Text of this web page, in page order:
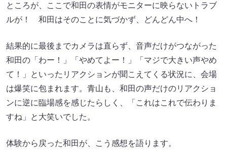
ところが、ここで和田の表情がモニターに映らないトラブ
ルが！ 和田はそのことに気づかず、どんどん中へ！
結果的に最後までカメラは直らず、音声だけがつながった
和田の「わー！」「やめてよー！」「マジで大きい声やめ
て！」といったリアクションが聞こえてくる状況に、会場
は爆笑に包まれます。青山も、和田の声だけのリアクショ
ンに逆に臨場感を感じたらしく、「これはこれで伝わりま
すね」と大笑いでした。
体験から戻った和田が、こう感想を語ります。